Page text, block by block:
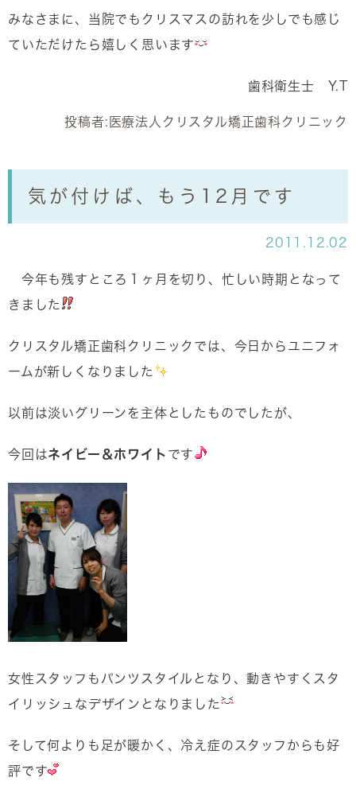
みなさまに、当院でもクリスマスの訪れを少しでも感じ
ていただけたら嬉しく思います
歯科衛生士 Y.T
投稿者: 医療法人クリスタル矯正歯科クリニック
気が付けば、もう12月です
2011.12.02
今年も残すところ１ヶ月を切り、忙しい時期となって
きました
クリスタル矯正歯科クリニックでは、今日からユニフォ
ームが新しくなりました
以前は淡いグリーンを主体としたものでしたが、
今回はネイビー＆ホワイト です
女性スタッフもパンツスタイルとなり、動きやすくスタ
イリッシュなデザインとなりました
そして何よりも足が暖かく、冷え症のスタッフからも好
評です